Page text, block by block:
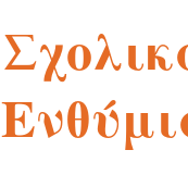
Πίστες
Παζλ
Παζλ Παιδικά
Παζλ Ενηλίκων
Κύβοι του Ρούμπικ
Κούκλες - Λούτρινα